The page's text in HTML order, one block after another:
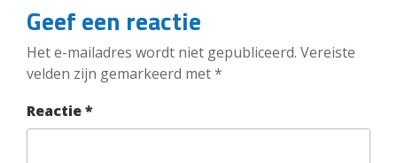
Geef een reactie
Het e-mailadres wordt niet gepubliceerd. Vereiste
velden zijn gemarkeerd met*
Reactie*